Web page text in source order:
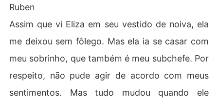
Ruben
Assim que vi Eliza em seu vestido de noiva, ela
me deixou sem fôlego. Mas ela ia se casar com
meu sobrinho, que também é meu subchefe. Por
respeito, não pude agir de acordo com meus
sentimentos. Mas tudo mudou quando ele